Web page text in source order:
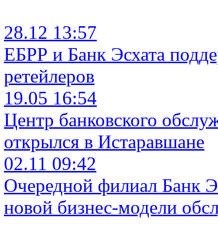
28.12 13:57
ЕБРР и Банк Эсхата
ретейлеров
19.05 16:54
Центр банковского
открылся в Истаравшане
02.11 09:42
Очередной филиал Банк
новой бизнес-модели